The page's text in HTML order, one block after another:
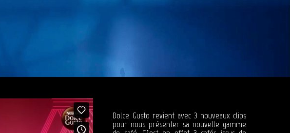
Dolce Gusto revient avec 3 nouveaux clips
pour nous présenter sa nouvelle gamme